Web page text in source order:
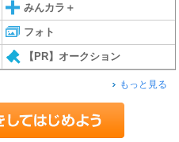
みんカラ＋
フォト
【PR】オークション
もっと見る